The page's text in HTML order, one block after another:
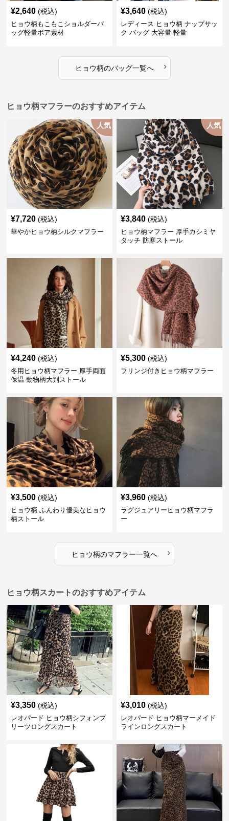
¥2,640 (税込)
ヒョウ柄もこもこショルダーバ
ッグ軽量ボア素材
¥3,640 (税込)
レディース ヒョウ柄 ナップサッ
ク バッグ 大容量 軽量
ヒョウ柄のバッグ一覧へ ›
ヒョウ柄マフラーのおすすめアイテム
人気
¥7,720 (税込)
華やかヒョウ柄シルクマフラー
人気
¥3,840 (税込)
ヒョウ柄マフラー 厚手カシミヤ
タッチ 防寒ストール
¥4,240 (税込)
冬用ヒョウ柄マフラー 厚手両面
保温 動物柄大判ストール
¥5,300 (税込)
フリンジ付きヒョウ柄マフラー
¥3,500 (税込)
ヒョウ柄 ふんわり優美なヒョウ
柄ストール
¥3,960 (税込)
ラグジュアリーヒョウ柄マフラ
ー
ヒョウ柄のマフラー一覧へ ›
ヒョウ柄スカートのおすすめアイテム
¥3,350 (税込)
レオパード ヒョウ柄シフォンプ
リーツロングスカート
¥3,010 (税込)
レオパード ヒョウ柄マーメイド
ラインロングスカート